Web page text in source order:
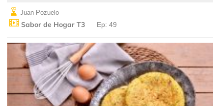
Juan Pozuelo
Sabor de Hogar T3 Ep: 49